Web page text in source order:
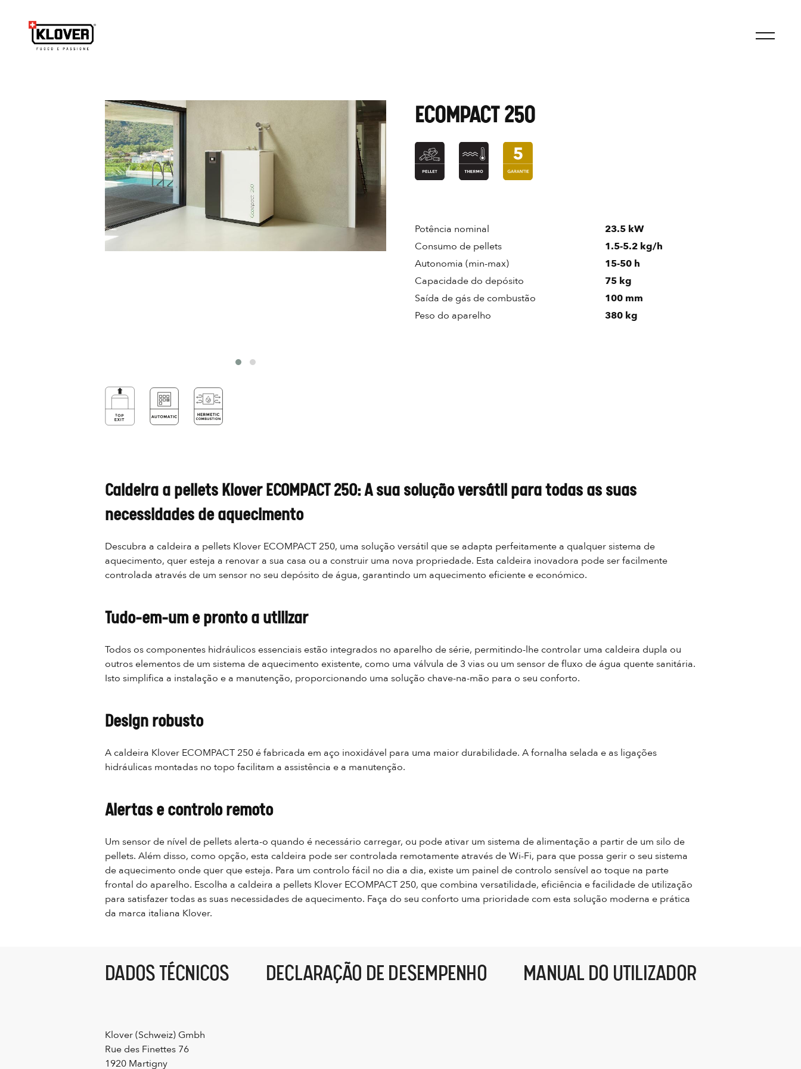
ECOMPACT 250
Potência nominal
23.5 kW
Consumo de pellets
1.5-5.2 kg/h
Autonomia (min-max)
15-50 h
Capacidade do depósito
75 kg
Saída de gás de combustão
100 mm
Peso do aparelho
380 kg
Caldeira a pellets Klover ECOMPACT 250: A sua solução versátil para todas as suas
necessidades de aquecimento
Descubra a caldeira a pellets Klover ECOMPACT 250, uma solução versátil que se adapta perfeitamente a qualquer sistema de
aquecimento, quer esteja a renovar a sua casa ou a construir uma nova propriedade. Esta caldeira inovadora pode ser facilmente
controlada através de um sensor no seu depósito de água, garantindo um aquecimento eficiente e económico.
Tudo-em-um e pronto a utilizar
Todos os componentes hidráulicos essenciais estão integrados no aparelho de série, permitindo-lhe controlar uma caldeira dupla ou
outros elementos de um sistema de aquecimento existente, como uma válvula de 3 vias ou um sensor de fluxo de água quente sanitária.
Isto simplifica a instalação e a manutenção, proporcionando uma solução chave-na-mão para o seu conforto.
Design robusto
A caldeira Klover ECOMPACT 250 é fabricada em aço inoxidável para uma maior durabilidade. A fornalha selada e as ligações
hidráulicas montadas no topo facilitam a assistência e a manutenção.
Alertas e controlo remoto
Um sensor de nível de pellets alerta-o quando é necessário carregar, ou pode ativar um sistema de alimentação a partir de um silo de
pellets. Além disso, como opção, esta caldeira pode ser controlada remotamente através de Wi-Fi, para que possa gerir o seu sistema
de aquecimento onde quer que esteja. Para um controlo fácil no dia a dia, existe um painel de controlo sensível ao toque na parte
frontal do aparelho. Escolha a caldeira a pellets Klover ECOMPACT 250, que combina versatilidade, eficiência e facilidade de utilização
para satisfazer todas as suas necessidades de aquecimento. Faça do seu conforto uma prioridade com esta solução moderna e prática
da marca italiana Klover.
DADOS TÉCNICOS DECLARAÇÃO DE DESEMPENHO MANUAL DO UTILIZADOR
Klover (Schweiz) Gmbh
Rue des Finettes 76
1920 Martigny